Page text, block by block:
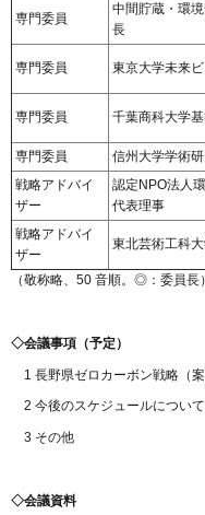
専門委員
中間貯蔵・環
長
専門委員 東京大学未来
専門委員 千葉商科大学
専門委員
信州大学学術
戦略アドバイ
ザー
認定NPO法人
代表理事
戦略アドバイ
ザー
東北芸術工科
（敬称略、50 音順。◎：委員長）
◇会議事項（予定）
1 長野県ゼロカーボン戦略（
2 今後のスケジュールについて
3 その他
◇会議資料